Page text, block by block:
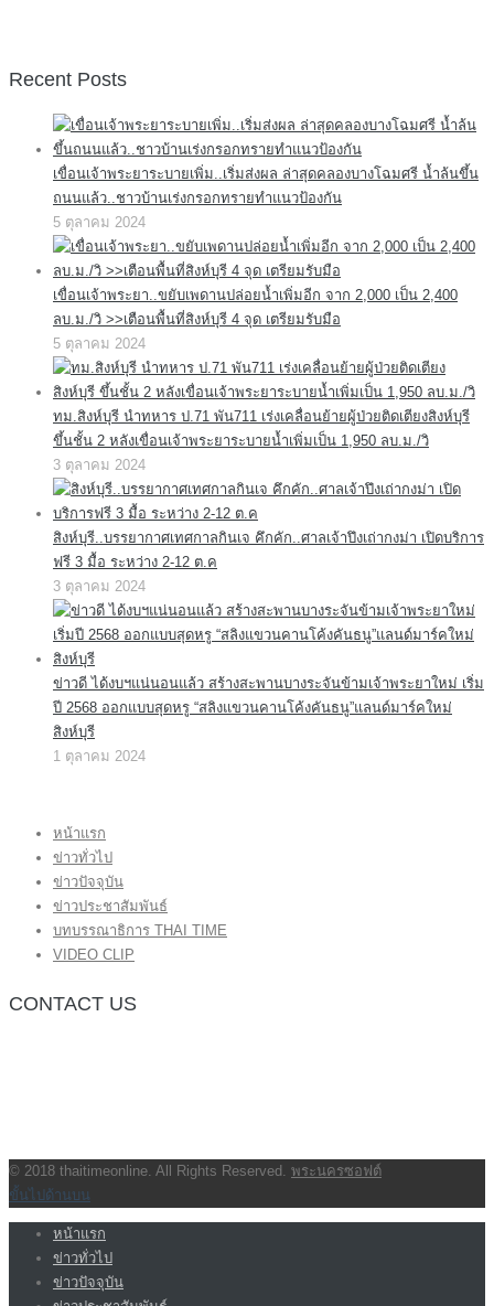
Recent Posts
เขื่อนเจ้าพระยาระบายเพิ่ม..เริ่มส่งผล ล่าสุดคลองบางโฉมศรี น้ำล้นขึ้น
ถนนแล้ว..ชาวบ้านเร่งกรอกทรายทำแนวป้องกัน
5 ตุลาคม 2024
เขื่อนเจ้าพระยา..ขยับเพดานปล่อยน้ำเพิ่มอีก จาก 2,000 เป็น 2,400
ลบ.ม./วิ >>เตือนพื้นที่สิงห์บุรี 4 จุด เตรียมรับมือ
5 ตุลาคม 2024
ทม.สิงห์บุรี นำทหาร ป.71 พัน711 เร่งเคลื่อนย้ายผู้ป่วยติดเตียงสิงห์บุรี
ขึ้นชั้น 2 หลังเขื่อนเจ้าพระยาระบายน้ำเพิ่มเป็น 1,950 ลบ.ม./วิ
3 ตุลาคม 2024
สิงห์บุรี..บรรยากาศเทศกาลกินเจ คึกคัก..ศาลเจ้าปึงเถ่ากงม่า เปิดบริการ
ฟรี 3 มื้อ ระหว่าง 2-12 ต.ค
3 ตุลาคม 2024
ข่าวดี ได้งบฯแน่นอนแล้ว สร้างสะพานบางระจันข้ามเจ้าพระยาใหม่ เริ่ม
ปี 2568 ออกแบบสุดหรู “สลิงแขวนคานโค้งคันธนู”แลนด์มาร์คใหม่
สิงห์บุรี
1 ตุลาคม 2024
หน้าแรก
ข่าวทั่วไป
ข่าวปัจจุบัน
ข่าวประชาสัมพันธ์
บทบรรณาธิการ THAI TIME
VIDEO CLIP
CONTACT US
© 2018 thaitimeonline. All Rights Reserved. พระนครซอฟต์
ขั้นไปด้านบน
หน้าแรก
ข่าวทั่วไป
ข่าวปัจจุบัน